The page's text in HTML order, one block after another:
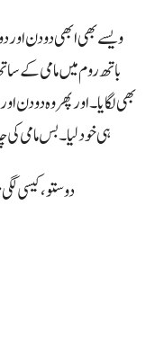
ویسے بھی ابھی دو دن
باتھ روم میں مامی کے
بھی لگایا۔ اور پھر وہ دو دن
ہی خود لیا۔ بس مامی کی
دوستو، کیسی